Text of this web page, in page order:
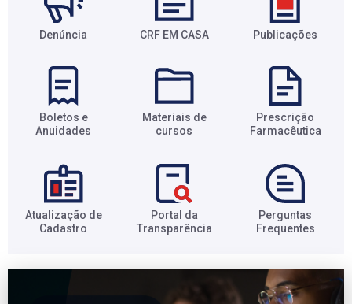
Denúncia CRF EM CASA Publicações
Boletos e
Anuidades​
Materiais de
cursos​
Prescrição
Farmacêutica​
Atualização de
Cadastro​
Portal da
Transparência​
Perguntas
Frequentes​